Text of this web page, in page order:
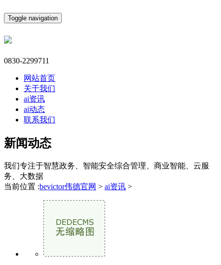
Toggle navigation
0830-2299711
网站首页
关于我们
ai资讯
ai动态
联系我们
新闻动态
我们专注于智慧政务、智能安全综合管理、商业智能、云服
务、大数据
当前位置 :bevictor伟德官网 > ai资讯 >